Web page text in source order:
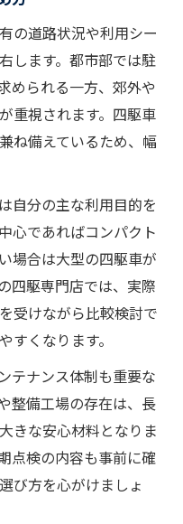
比較ポイント
ェックリスト
が変わる理由
メンテナンス法
要な車ケア
車の走り心地
駆整備ポイント
基礎知識を解説
の道路状況や利用シー
します。都市部では駐
められる一方、郊外や
重視されます。四駆車
ね備えているため、幅
自分の主な利用目的を
心であればコンパクト
場合は大型の四駆車が
四駆専門店では、実際
受けながら比較検討で
すくなります。
テナンス体制も重要な
整備工場の存在は、長
きな安心材料となりま
点検の内容も事前に確
び方を心がけましょ